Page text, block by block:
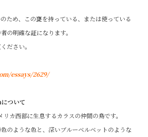
ため、この甕を持っている、または使っている
の明確な証になります。
ださい。
essays/2629/
ついて
カ西部に生息するカラスの仲間の鳥です。
のような色と、深いブルーベルベットのような